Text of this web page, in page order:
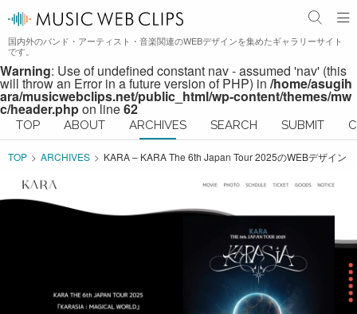
国内外のバンド・アーティスト・音楽関連のWEBデザインを集めたギャラリーサイト
です。
Warning: Use of undefined constant nav - assumed 'nav' (this
will throw an Error in a future version of PHP) in /home/asugih
ara/musicwebclips.net/public_html/wp-content/themes/mw
c/header.phpon line62
TOP ABOUT ARCHIVES SEARCH SUBMIT
TOP ARCHIVES KARA – KARA The 6th Japan Tour 2025のWEBデザイン